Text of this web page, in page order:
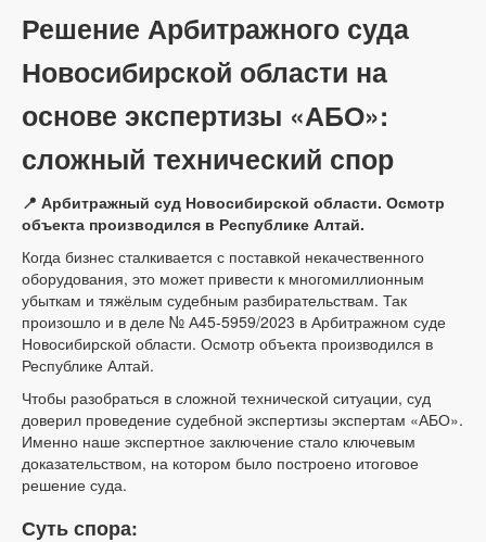
Решение Арбитражного суда
Новосибирской области на
основе экспертизы «АБО»:
сложный технический спор
📍 Арбитражный суд Новосибирской области. Осмотр
объекта производился в Республике Алтай.
Когда бизнес сталкивается с поставкой некачественного
оборудования, это может привести к многомиллионным
убыткам и тяжёлым судебным разбирательствам. Так
произошло и в деле № А45-5959/2023 в Арбитражном суде
Новосибирской области. Осмотр объекта производился в
Республике Алтай.
Чтобы разобраться в сложной технической ситуации, суд
доверил проведение судебной экспертизы экспертам «АБО».
Именно наше экспертное заключение стало ключевым
доказательством, на котором было построено итоговое
решение суда.
Суть спора: